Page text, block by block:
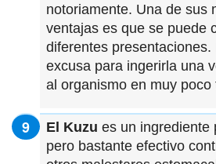
notoriamente. Una de sus
ventajas es que se puede
diferentes
excusa para ingerirla una
al organismo en muy poco
El Kuzu es un ingrediente
pero bastante efectivo